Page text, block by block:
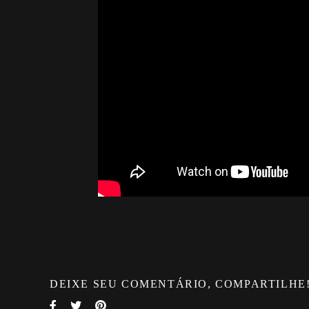
DEIXE SEU COMENTÁRIO,